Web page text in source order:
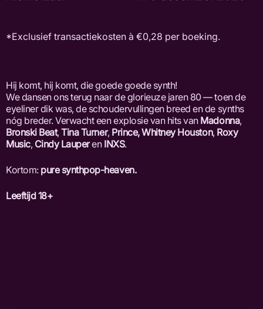
*Exclusief transactiekosten à €0,28 per boeking.
Hij komt, hij komt, die goede goede synth!
We dansen ons terug naar de glorieuze jaren 80 — toen de
eyeliner dik was, de schoudervullingen breed en de synths
nóg breder. Verwacht een explosie van hits van Madonna,
Bronski Beat, Tina Turner, Prince, Whitney Houston, Roxy
Music, Cindy Lauperen INXS.
Kortom: pure synthpop-heaven.
Leeftijd 18+